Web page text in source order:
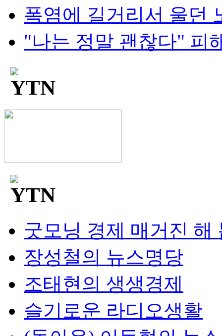
폭염에 길거리서 울던
"나는 정말 괜찮다" 피
굿모닝 경제 매거진 해
장성철의 뉴스명당
조태현의 생생경제
슬기로운 라디오생활